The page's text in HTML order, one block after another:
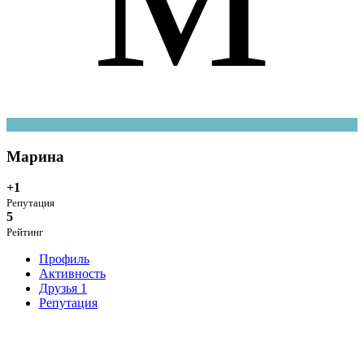
Марина
+1
Репутация
5
Рейтинг
Профиль
Активность
Друзья 1
Репутация